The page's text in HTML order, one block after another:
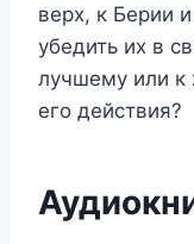
верх, к Берии
убедить их в
лучшему или к
его действия?